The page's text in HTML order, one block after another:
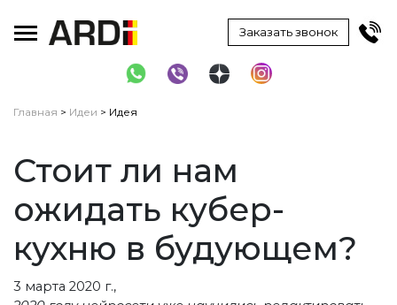
Заказать звонок
Toggle main menu visibility
Главная > Идеи > Идея
Стоит ли нам
ожидать кубер-
кухню в будующем?
3 марта 2020 г.,